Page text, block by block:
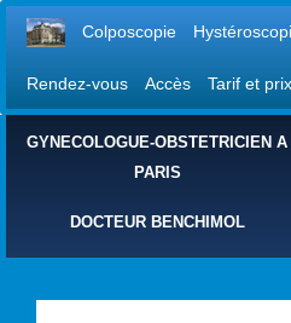
Colposcopie
Rendez-vous Accès Tarif et
GYNECOLOGUE-OBSTETRICIEN A
PARIS
DOCTEUR BENCHIMOL